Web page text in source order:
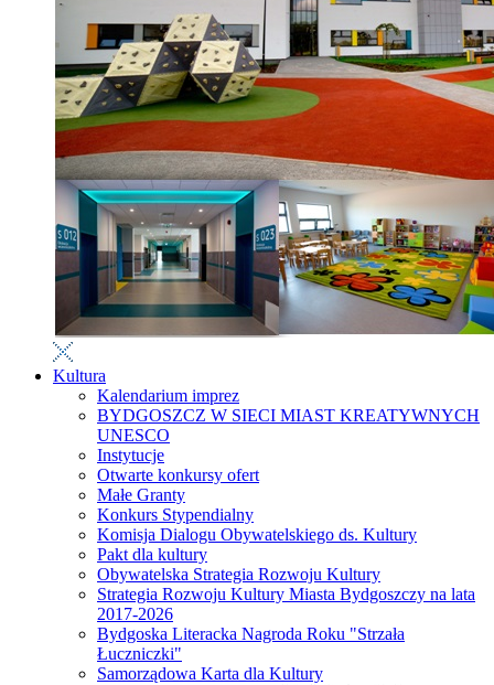
Kultura
Kalendarium imprez
BYDGOSZCZ W SIECI MIAST KREATYWNYCH
UNESCO
Instytucje
Otwarte konkursy ofert
Małe Granty
Konkurs Stypendialny
Komisja Dialogu Obywatelskiego ds. Kultury
Pakt dla kultury
Obywatelska Strategia Rozwoju Kultury
Strategia Rozwoju Kultury Miasta Bydgoszczy na lata
2017-2026
Bydgoska Literacka Nagroda Roku "Strzała
Łuczniczki"
Samorządowa Karta dla Kultury